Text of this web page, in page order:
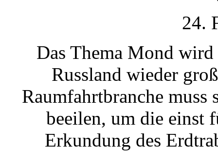
24.
Das Thema Mond wird
Russland wieder
Raumfahrtbranche
beeilen, um die einst
Erkundung des